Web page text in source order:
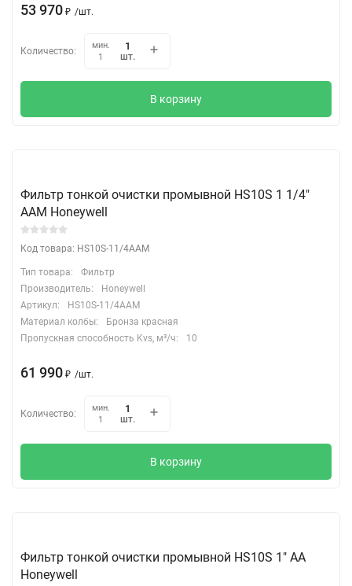
53 970 ₽ /шт.
Количество:
мин.
1
шт.
В корзину
Фильтр тонкой очистки промывной HS10S 1 1/4"
ААМ Honeywell
Код товара: HS10S-11/4AAM
Тип товара:
Фильтр
Производитель:
Honeywell
Артикул:
HS10S-11/4AAM
Материал колбы:
Бронза красная
Пропускная способность Kvs, м³/ч:
10
61 990 ₽ /шт.
Количество:
мин.
1
шт.
В корзину
Фильтр тонкой очистки промывной HS10S 1" АА
Honeywell